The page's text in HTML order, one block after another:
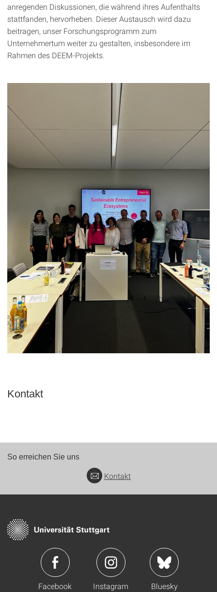
anregenden Diskussionen, die während ihres Aufenthalts
stattfanden, hervorheben. Dieser Austausch wird dazu
beitragen, unser Forschungsprogramm zum
Unternehmertum weiter zu gestalten, insbesondere im
Rahmen des DEEM-Projekts.
Kontakt
So erreichen Sie uns
Kontakt
Facebook Instagram Bluesky